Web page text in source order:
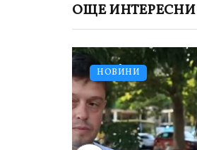
ОЩЕ
НОВИНИ